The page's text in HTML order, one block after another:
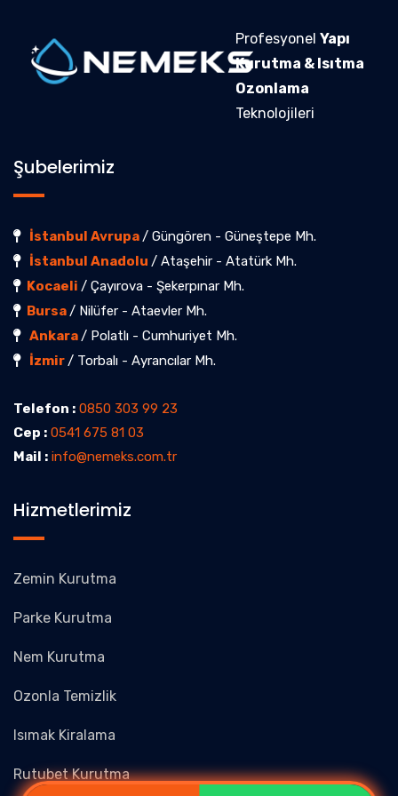
Profesyonel Yapı
Kurutma & Isıtma
Ozonlama
Teknolojileri
Şubelerimiz
İstanbul Avrupa/ Güngören - Güneştepe Mh.
İstanbul Anadolu / Ataşehir - Atatürk Mh.
Kocaeli / Çayırova - Şekerpınar Mh.
Bursa/ Nilüfer - Ataevler Mh.
Ankara/ Polatlı - Cumhuriyet Mh.
İzmir/ Torbalı - Ayrancılar Mh.
Telefon : 0850 303 99 23
Cep : 0541 675 81 03
Mail : info@nemeks.com.tr
Hizmetlerimiz
Zemin Kurutma
Parke Kurutma
Nem Kurutma
Ozonla Temizlik
Isımak Kiralama
Rutubet Kurutma